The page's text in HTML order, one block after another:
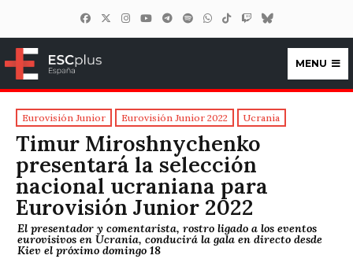
ESCplus España
MENU
Eurovisión Junior Eurovisión Junior 2022 Ucrania
Timur Miroshnychenko
presentará la selección
nacional ucraniana para
Eurovisión Junior 2022
El presentador y comentarista, rostro ligado a los eventos
eurovisivos en Ucrania, conducirá la gala en directo desde
Kiev el próximo domingo 18